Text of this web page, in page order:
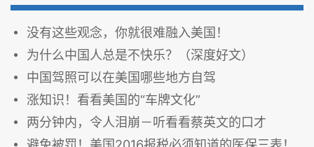
没有这些观念，你就很难融入美国！
为什么中国人总是不快乐？（深度好文）
中国驾照可以在美国哪些地方自驾
涨知识！看看美国的“车牌文化”
两分钟内，令人泪崩－听看看蔡英文的口才